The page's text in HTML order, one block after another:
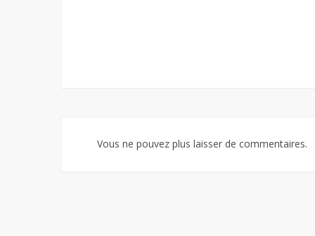
Vous ne pouvez plus laisser de commentaires.